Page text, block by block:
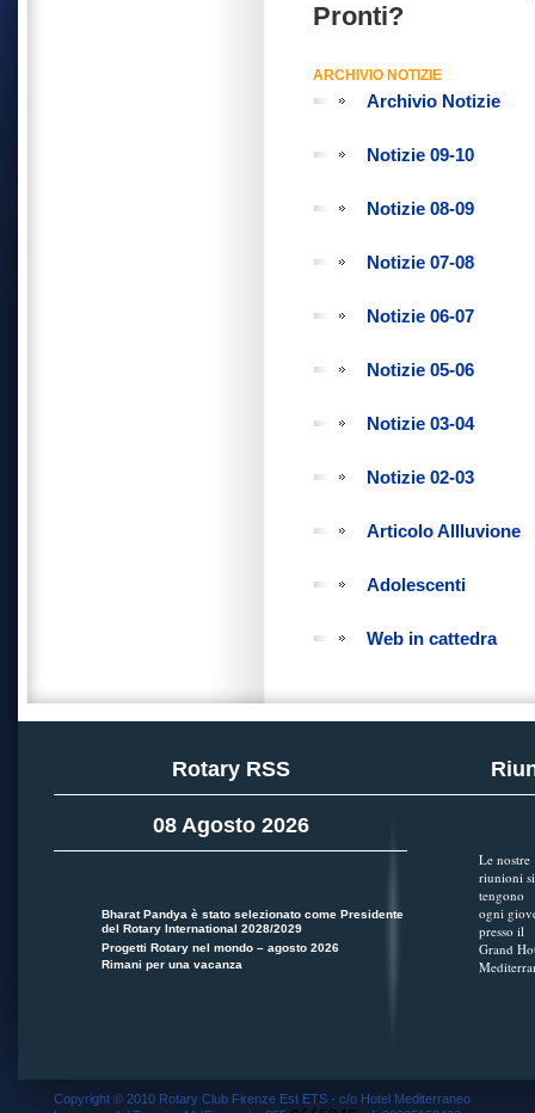
Pronti?
ARCHIVIO NOTIZIE
Archivio Notizie
Notizie 09-10
Notizie 08-09
Notizie 07-08
Notizie 06-07
Notizie 05-06
Notizie 03-04
Notizie 02-03
Articolo Allluvione
Adolescenti
Web in cattedra
Rotary RSS
08 Agosto 2026
Bharat Pandya è stato selezionato come Presidente
del Rotary International 2028/2029
Progetti Rotary nel mondo – agosto 2026
Rimani per una vacanza
Le nostre
riunioni si
tengono
ogni
presso il
Grand
Copyright © 2010 Rotary Club Firenze Est ETS - c/o Hotel Mediterraneo